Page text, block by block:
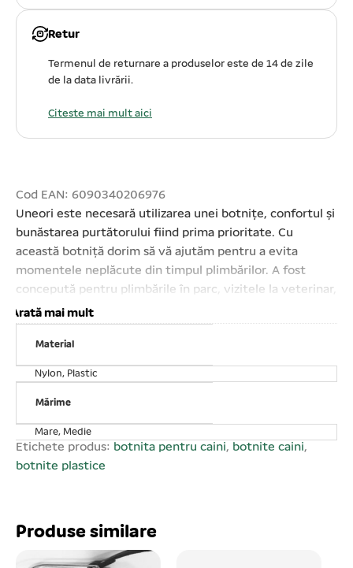
Retur
Termenul de returnare a produselor este de 14 de zile
de la data livrării.
Citeste mai mult aici
Cod EAN: 6090340206976
Uneori este necesară utilizarea unei botnițe, confortul și
bunăstarea purtătorului fiind prima prioritate. Cu
această botniță dorim să vă ajutăm pentru a evita
momentele neplăcute din timpul plimbărilor. A fost
concepută pentru plimbările în parc, vizitele la veterinar,
la cosmetică, sau pentru dresajul câinilor. Ajustabilă – se
prinde rapid și ușor cu ajutorul curelelor din nylon.
Design ergonomic – este confortabilă pentru câinele
dumneavoastră. Confecționată din plastic de calitate cu
aparător. este recomandată pentru câini cu o morfologie
a feței asemănătoare cu cea a Collie- ului.
Arată mai mult
Material
Nylon, Plastic
Mărime
Mare, Medie
Etichete produs: botnita pentru caini, botnite caini,
botnite plastice
Produse similare